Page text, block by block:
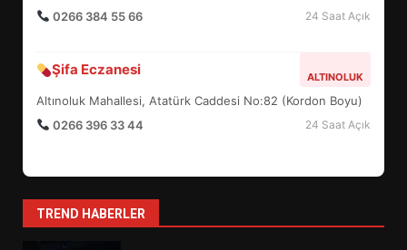
0266 384 55 66
24 Saat Açık
Şifa Eczanesi ALTINOLUK
Altınoluk Mahallesi, Atatürk Caddesi No:82 (Kordon Boyu)
0266 396 33 44
24 Saat Açık
TREND HABERLER
7
YENİ YÖNETİM NASIL
ŞEKİLLENDİ?
1
HAREKETE GEÇİYOR: GÖZLER